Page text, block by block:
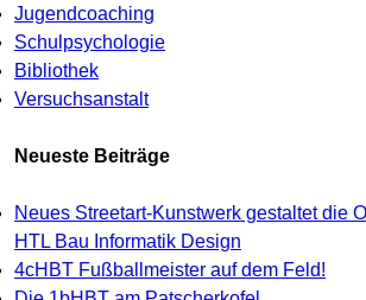
Jugendcoaching
Schulpsychologie
Bibliothek
Versuchsanstalt
Neueste Beiträge
Neues Streetart-Kunstwerk gestaltet die
HTL Bau Informatik Design
4cHBT Fußballmeister auf dem Feld!